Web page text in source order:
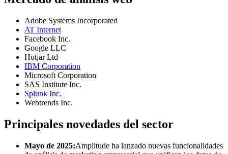
Adobe Systems Incorporated
AT Internet
Facebook Inc.
Google LLC
Hotjar Ltd
IBM Corporation
Microsoft Corporation
SAS Institute Inc.
Splunk Inc.
Webtrends Inc.
Principales novedades del sector
Mayo de 2025:Amplitude ha lanzado nuevas funcionalidades